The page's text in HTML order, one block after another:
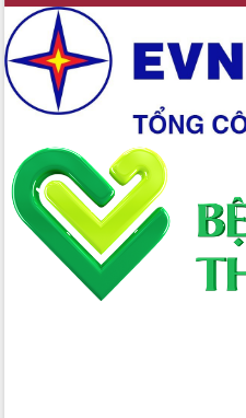
Định vị cà phê Việt Nam như một “di
sản sống” trong dòng chảy toàn cầu
Xây dựng nông thôn mới: Nâng cao đời
sống người dân từ những mô hình thiết
thực
Quyết liệt tháo gỡ vướng mắc, đẩy
nhanh tiến độ các dự án trọng điểm
trong Khu kinh tế Nam Phú Yên
Hòn Yến phát triển du lịch gắn với bảo
tồn biển
Lấy ý kiến điều chỉnh Quy hoạch tỉnh
Đắk Lắk thời kỳ 2021-2030, tầm nhìn
đến năm 2050